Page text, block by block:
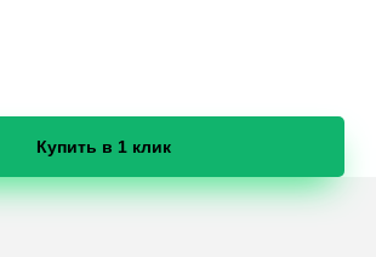
Купить в 1 клик